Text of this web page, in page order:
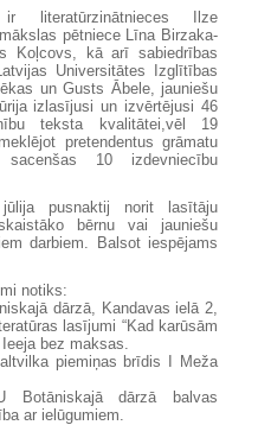
literatūrzinātnieces Ilze
pētniece Līna Birzaka-
Koļcovs, kā arī sabiedrības
Universitātes Izglītības
un Gusts Ābele, jauniešu
izlasījusi un izvērtējusi 46
teksta kvalitātei,vēl 19
pretendentus grāmatu
10 izdevniecību
pusnaktij norit lasītāju
bērnu vai jauniešu
darbiem. Balsot iespējams
notiks:
dārzā, Kandavas ielā 2,
lasījumi “Kad karūsām
bez maksas.
piemiņas brīdis I Meža
dārzā balvas
ar ielūgumiem.